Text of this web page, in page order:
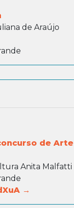
de Araújo
de Arte
Anita Malfatti
→